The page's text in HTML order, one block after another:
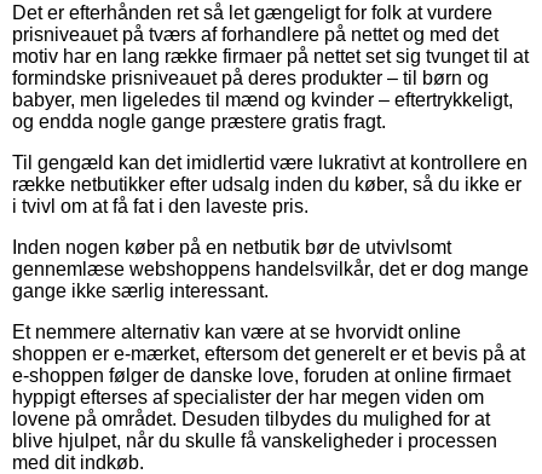
Det er efterhånden ret så let gængeligt for folk at vurdere
prisniveauet på tværs af forhandlere på nettet og med det
motiv har en lang række firmaer på nettet set sig tvunget til at
formindske prisniveauet på deres produkter – til børn og
babyer, men ligeledes til mænd og kvinder – eftertrykkeligt,
og endda nogle gange præstere gratis fragt.
Til gengæld kan det imidlertid være lukrativt at kontrollere en
række netbutikker efter udsalg inden du køber, så du ikke er
i tvivl om at få fat i den laveste pris.
Inden nogen køber på en netbutik bør de utvivlsomt
gennemlæse webshoppens handelsvilkår, det er dog mange
gange ikke særlig interessant.
Et nemmere alternativ kan være at se hvorvidt online
shoppen er e-mærket, eftersom det generelt er et bevis på at
e-shoppen følger de danske love, foruden at online firmaet
hyppigt efterses af specialister der har megen viden om
lovene på området. Desuden tilbydes du mulighed for at
blive hjulpet, når du skulle få vanskeligheder i processen
med dit indkøb.